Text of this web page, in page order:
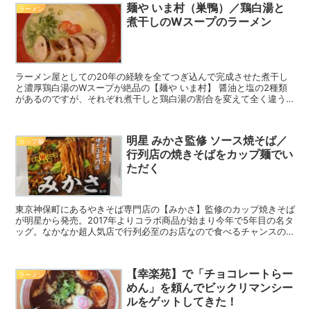
ラーメン
麺や いま村（巣鴨）／鶏白湯と
煮干しのWスープのラーメン
ラーメン屋としての20年の経験を全てつぎ込んで完成させた煮干し
と濃厚鶏白湯のWスープが絶品の【麺や いま村】 醤油と塩の2種類
があるのですが、それぞれ煮干しと鶏白湯の割合を変えて全く違う味
カップ麺
明星 みかさ監修 ソース焼そば／
行列店の焼きそばをカップ麺でい
ただく
東京神保町にあるやきそば専門店の【みかさ】監修のカップ焼きそば
が明星から発売。2017年よりコラボ商品が始まり今年で5年目の名タ
ッグ。なかなか超人気店で行列必至のお店なので食べるチャンスの少
ラーメン
【幸楽苑】で「チョコレートらー
めん」を頼んでビックリマンシー
ルをゲットしてきた！